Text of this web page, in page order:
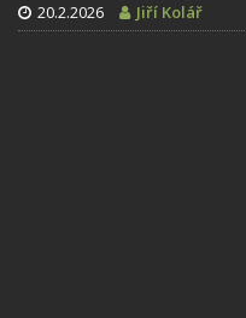
20.2.2026 Jiří Kolář